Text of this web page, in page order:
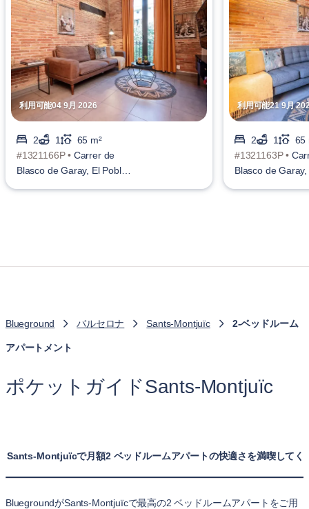
利用可能04 9月 2026
2 1
65 m²
#1321166P • Carrer de
Blasco de Garay, El Poble-
利用可能21 9月
2 1
65
#1321163P •
Blasco de
Blueground バルセロナ Sants-Montjuïc 2-ベッドルーム
アパートメント
ポケットガイドSants-Montjuïc
Sants-Montjuïcで月額2 ベッドルームアパートの快適さを満喫してく
BluegroundがSants-Montjuïcで最高の2 ベッドルームアパートをご用